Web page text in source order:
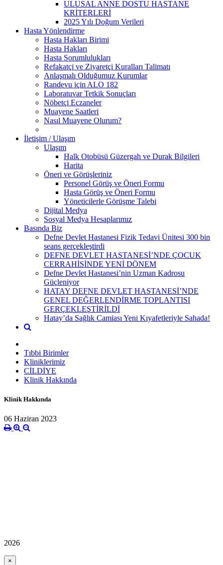
ULUSAL ANNE DOSTU HASTANE
KRİTERLERİ
2025 Yılı Doğum Verileri
Hasta Yönlendirme
Hasta Hakları Birimi
Hasta Hakları
Hasta Sorumlulukları
Refakatçi ve Ziyaretçi Kuralları Talimatı
Anlaşmalı Olduğumuz Kurumlar
Randevu için ALO 182
Laboratuvar Tetkik Sonuçları
Nöbetçi Eczaneler
Muayene Saatleri
Nasıl Muayene Olurum?
İletişim / Ulaşım
Ulaşım
Halk Otobüsü Güzergah ve Durak Bilgileri
Harita
Öneri ve Görüşleriniz
Personel Görüş ve Öneri Formu
Hasta Görüş ve Öneri Formu
Yöneticilerle Görüşme Talebi
Dijital Medya
Sosyal Medya Hesaplarımız
Basında Biz
Defne Devlet Hastanesi Fizik Tedavi Ünitesi 300 bin
seans gerçekleştirdi
DEFNE DEVLET HASTANESİ’NDE ÇOCUK
CERRAHİSİNDE YENİ DÖNEM
Defne Devlet Hastanesi’nin Uzman Kadrosu
Güçleniyor
HATAY DEFNE DEVLET HASTANESİ’NDE
GENEL DEĞERLENDİRME TOPLANTISI
GERÇEKLEŞTİRİLDİ
Hatay’da Sağlık Camiası Yeni Kıyafetleriyle Sahada!
Tıbbi Birimler
Kliniklerimiz
CİLDİYE
Klinik Hakkında
Klinik Hakkında
06 Haziran 2023
2026
×